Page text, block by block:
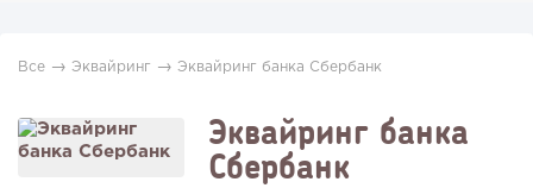
Все → Эквайринг → Эквайринг банка Сбербанк
Эквайринг банка
Сбербанк